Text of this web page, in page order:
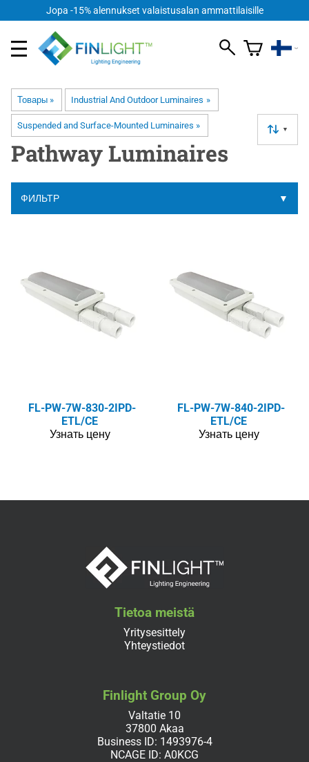
Jopa -15% alennukset valaistusalan ammattilaisille
Товары ‪» Industrial And Outdoor Luminaires ‪»
Suspended and Surface-Mounted Luminaires ‪» ▼
Pathway Luminaires
ФИЛЬТР ▼
FL-PW-7W-830-2IPD-
ETL/CE
Узнать цену
FL-PW-7W-840-2IPD-
ETL/CE
Узнать цену
Tietoa meistä
Yritysesittely
Yhteystiedot
Finlight Group Oy
Valtatie 10
37800 Akaa
Business ID: 1493976-4
NCAGE ID: A0KCG